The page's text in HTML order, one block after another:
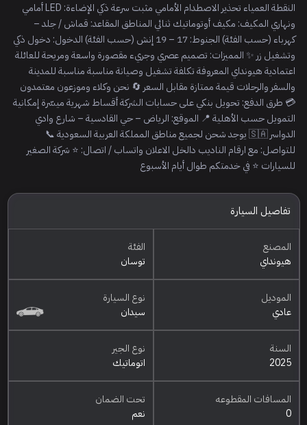
النقطة العمياء تحذير الاصطدام الأمامي مثبت سرعة ذكي الإضاءة: LED أمامي
ونهاري المكيف: مكيف أوتوماتيك ثنائي المناطق المقاعد: قماش / جلد –
كهرباء (حسب الفئة) الجنوط: 17 – 19 إنش (حسب الفئة) الدخول: دخول ذكي
وتشغيل زر ✨ المميزات: تصميم عصري وجريء مقصورة واسعة ومريحة للعائلة
اعتمادية هيونداي المعروفة تكلفة تشغيل وصيانة مناسبة مناسبة للمدينة
والسفر والرحلات قيمة ممتازة مقابل السعر 🔄 نحن وكلاء وموزعون معتمدون
💳 طرق الدفع: تحويل بنكي على حسابات الشركة أقساط شهرية ميسّرة إمكانية
التمويل حسب الأهلية 📍 الموقع: الرياض – حي القادسية – شارع وادي
الدواسر 🇸🇦 يوجد شحن لجميع مناطق المملكة العربية السعودية 📞
للتواصل: مع ارقام الناديب دالخل الاعلان واتساب / اتصال: ⭐ شركة الصغير
للسيارات ⭐ في خدمتكم طوال أيام الأسبوع
تفاصيل السيارة
المصنع
هيونداي
الفئة
توسان
الموديل
عادي
نوع السيارة
سيدان
السنة
2025
نوع الجير
اتوماتيك
المسافات المقطوعه
0
تحت الضمان
نعم